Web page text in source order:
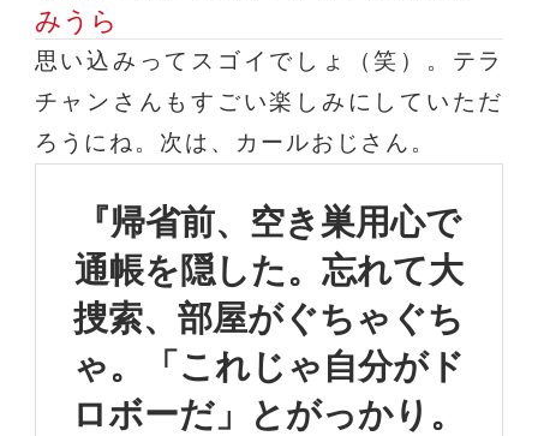
みうら
思い込みってスゴイでしょ（笑）。テラ
チャンさんもすごい楽しみにしていただ
ろうにね。次は、カールおじさん。
『帰省前、空き巣用心で
通帳を隠した。 忘れて大
捜索、部屋がぐちゃぐち
ゃ。
「これじゃ自分がド
ロボーだ」とがっかり。